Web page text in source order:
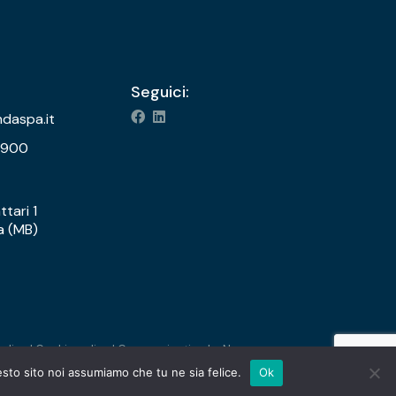
1
(MB)
Seguici:
|Cookie policy| Communication by Naxa
sito noi assumiamo che tu ne sia felice. Ok